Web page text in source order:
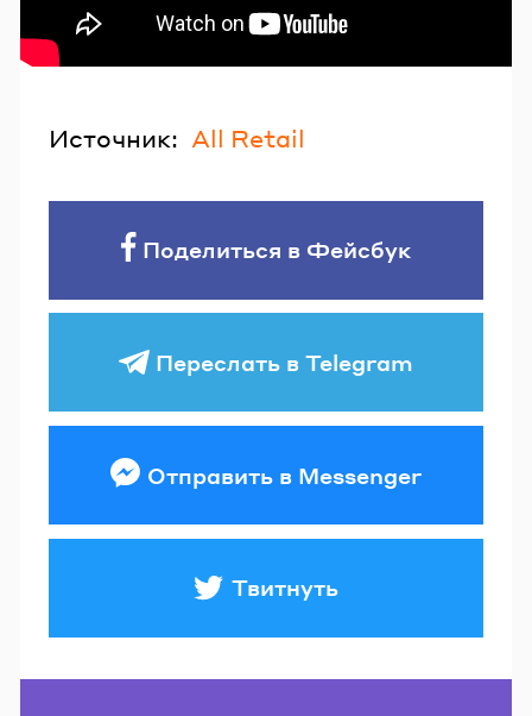
Источник: All Retail
Поделиться в Фейсбук
Переслать в Telegram
Отправить в Messenger
Твитнуть